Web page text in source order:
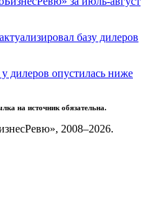
базу дилеров
дилеров опустилась ниже
на источник обязательна.
2008–2026.